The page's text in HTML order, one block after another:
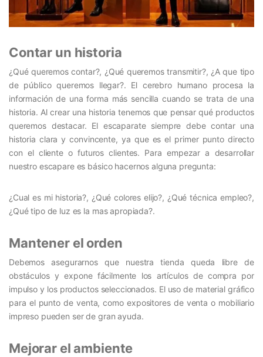
Contar un historia
¿Qué queremos contar?, ¿Qué queremos transmitir?, ¿A que tipo
de público queremos llegar?. El cerebro humano procesa la
información de una forma más sencilla cuando se trata de una
historia. Al crear una historia tenemos que pensar qué productos
queremos destacar. El escaparate siempre debe contar una
historia clara y convincente, ya que es el primer punto directo
con el cliente o futuros clientes. Para empezar a desarrollar
nuestro escapare es básico hacernos alguna pregunta:
¿Cual es mi historia?, ¿Qué colores elijo?, ¿Qué técnica empleo?,
¿Qué tipo de luz es la mas apropiada?.
Mantener el orden
Debemos asegurarnos que nuestra tienda queda libre de
obstáculos y expone fácilmente los artículos de compra por
impulso y los productos seleccionados. El uso de material gráfico
para el punto de venta, como expositores de venta o mobiliario
impreso pueden ser de gran ayuda.
Mejorar el ambiente